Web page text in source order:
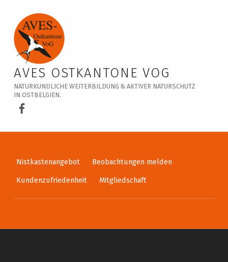
Naturlehrpfad Raeren / 14. Juni 2026
AVES OSTKANTONE VOG
NATURKUNDLICHE WEITERBILDUNG & AKTIVER NATURSCHUTZ
IN OSTBELGIEN.
AVES Ostkantone bei Facebook
Nistkastenangebot
Beobachtungen melden
Kundenzufriedenheit
Mitgliedschaft